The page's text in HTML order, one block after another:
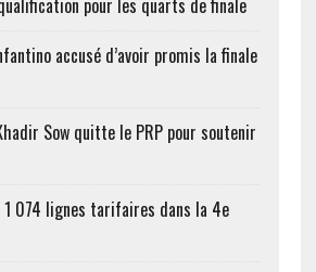
pour les quarts de finale
accusé d’avoir promis la finale
Sow quitte le PRP pour soutenir
1 074 lignes tarifaires dans la 4e